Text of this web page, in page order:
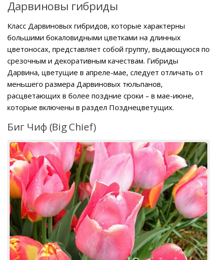
Дарвиновы гибриды
Класс Дарвиновых гибридов, которые характерны
большими бокаловидными цветками на длинных
цветоносах, представляет собой группу, выдающуюся по
срезочным и декоративным качествам. Гибриды
Дарвина, цветущие в апреле-мае, следует отличать от
меньшего размера Дарвиновых тюльпанов,
расцветающих в более поздние сроки – в мае-июне,
которые включены в раздел Позднецветущих.
Биг Чиф (Big Chief)